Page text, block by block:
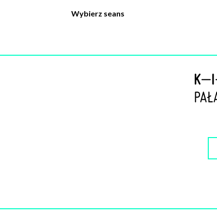
Wybierz seans